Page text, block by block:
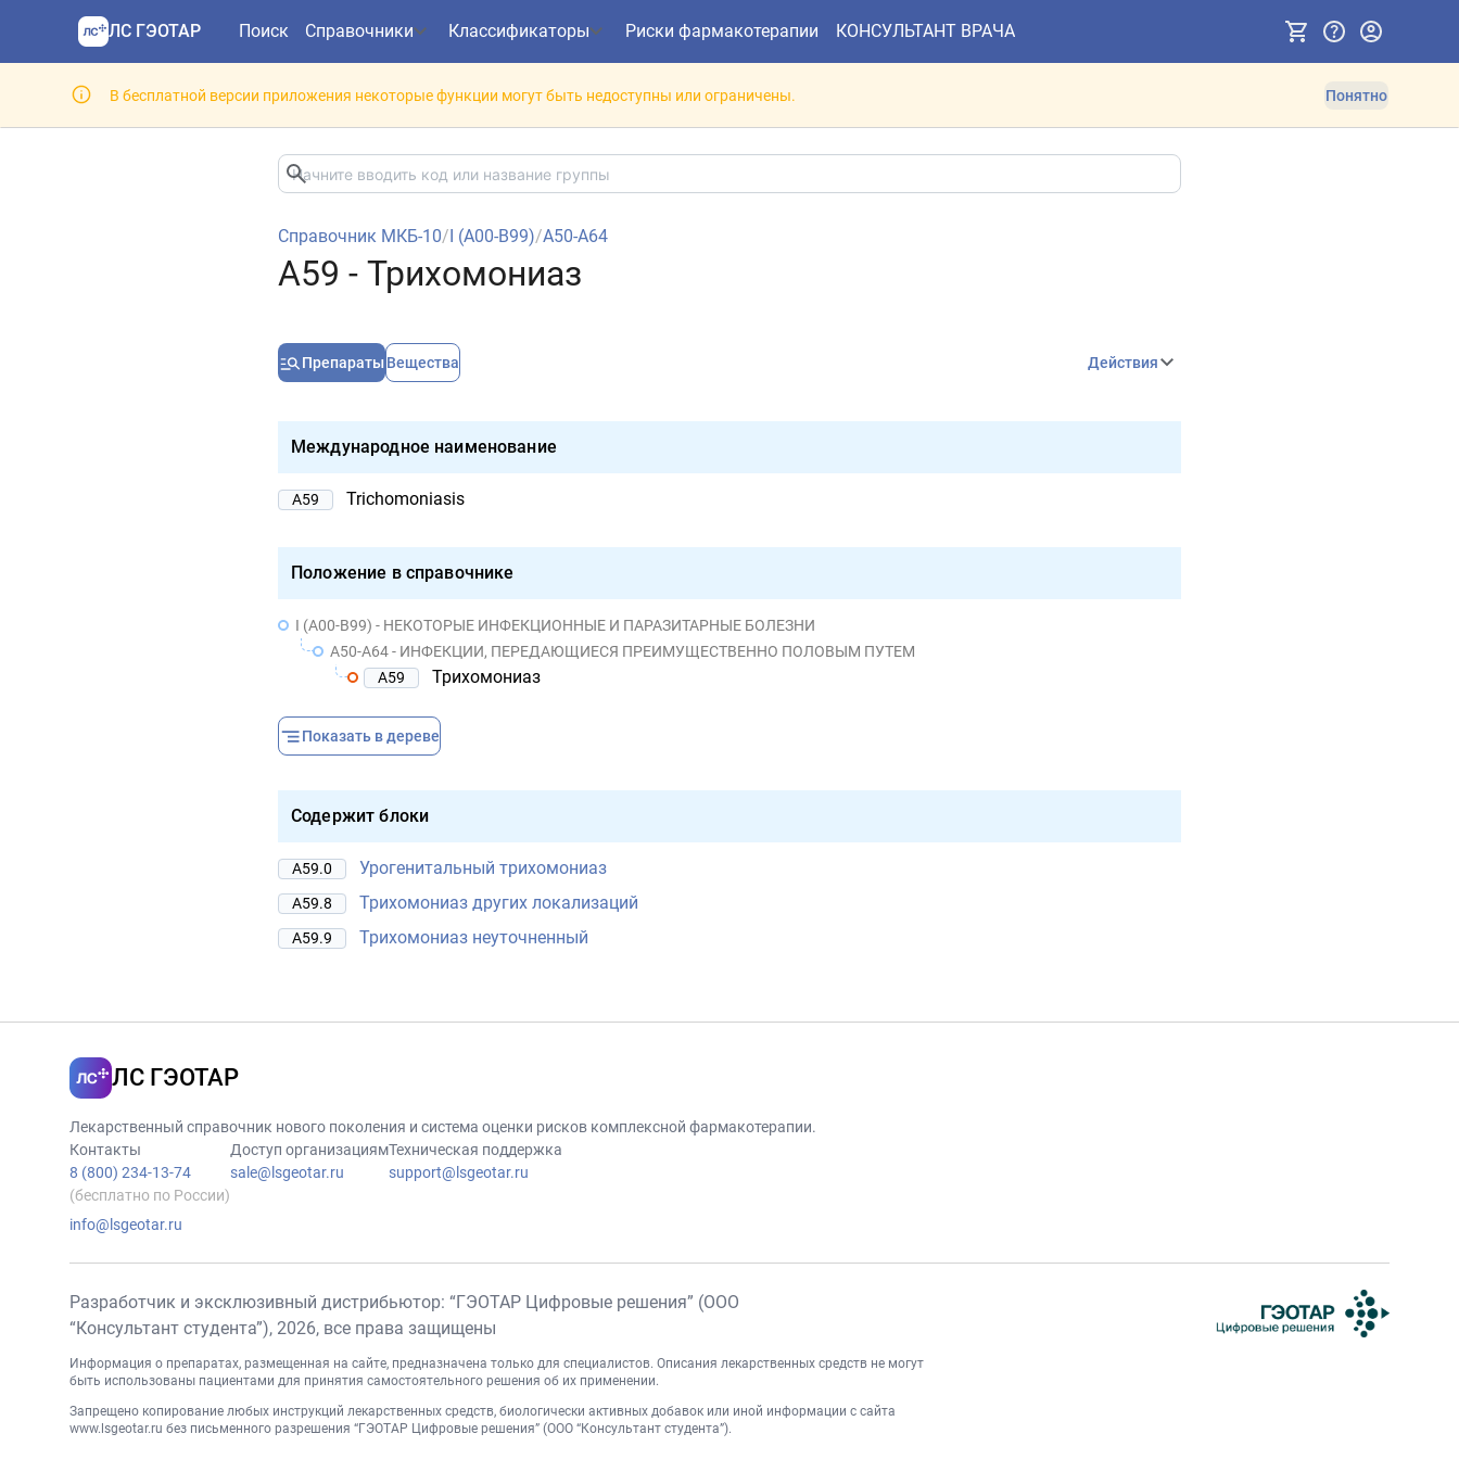
ЛС ГЭОТАР Поиск Справочники Классификаторы Риски фармакотерапии КОНСУЛЬТАНТ ВРАЧА
В бесплатной версии приложения некоторые функции могут быть недоступны или ограничены. Понятно
Справочник МКБ-10/I (A00-B99)/A50-A64
A59 - Трихомониаз
Препараты Вещества Действия
Международное наименование
A59 Trichomoniasis
Положение в справочнике
I (A00-B99) - НЕКОТОРЫЕ ИНФЕКЦИОННЫЕ И ПАРАЗИТАРНЫЕ БОЛЕЗНИ
A50-A64 - ИНФЕКЦИИ, ПЕРЕДАЮЩИЕСЯ ПРЕИМУЩЕСТВЕННО ПОЛОВЫМ ПУТЕМ
A59
Трихомониаз
Показать в дереве
Содержит блоки
A59.0 Урогенитальный трихомониаз
A59.8 Трихомониаз других локализаций
A59.9 Трихомониаз неуточненный
ЛС ГЭОТАР
Лекарственный справочник нового поколения и система оценки рисков комплексной фармакотерапии.
Контакты
8 (800) 234-13-74
(бесплатно по России)
info@lsgeotar.ru
Доступ организациям
sale@lsgeotar.ru
Техническая поддержка
support@lsgeotar.ru
Разработчик и эксклюзивный дистрибьютор: “ГЭОТАР Цифровые решения” (ООО
“Консультант студента”), 2026, все права защищены
Информация о препаратах, размещенная на сайте, предназначена только для специалистов. Описания лекарственных средств не могут
быть использованы пациентами для принятия самостоятельного решения об их применении.
Запрещено копирование любых инструкций лекарственных средств, биологически активных добавок или иной информации с сайта
www.lsgeotar.ru без письменного разрешения “ГЭОТАР Цифровые решения” (ООО “Консультант студента”).